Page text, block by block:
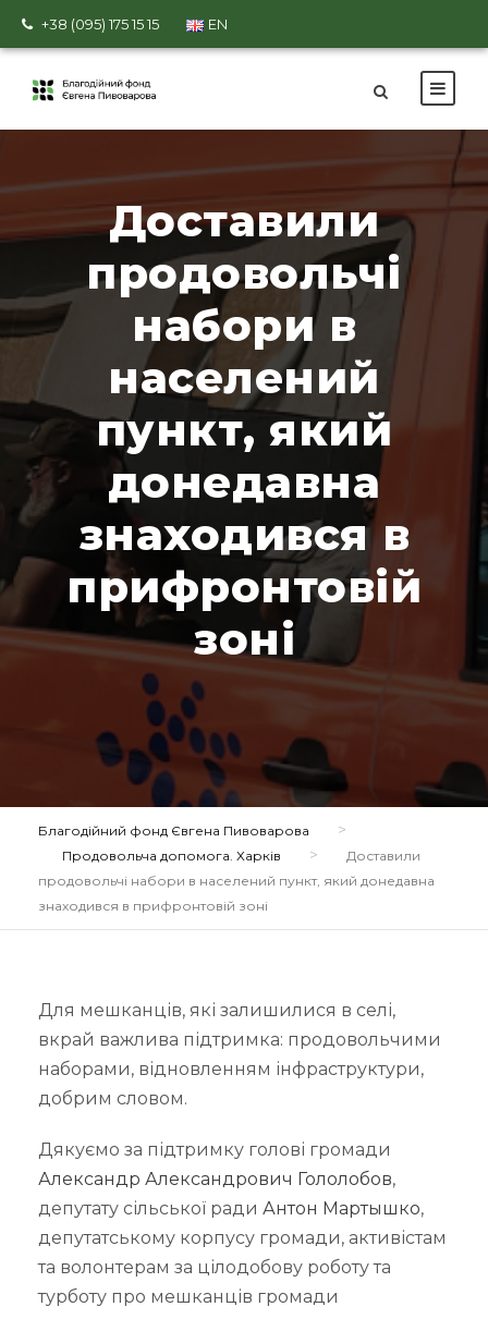
+38 (095) 175 15 15 EN
Доставили
продовольчі
набори в
населений
пункт, який
донедавна
знаходився в
прифронтовій
зоні
Благодійний фонд Євгена Пивоварова >
Продовольча допомога. Харків >
Доставили
продовольчі набори в населений пункт, який донедавна
знаходився в прифронтовій зоні
Для мешканців, які залишилися в селі,
вкрай важлива підтримка: продовольчими
наборами, відновленням інфраструктури,
добрим словом.
Дякуємо за підтримку голові громади
Александр Александрович Гололобов,
депутату сільської ради Антон Мартышко,
депутатському корпусу громади, активістам
та волонтерам за цілодобову роботу та
турботу про мешканців громади